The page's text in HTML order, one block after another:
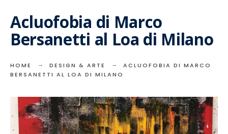
Acluofobia di Marco
Bersanetti al Loa di Milano
HOME DESIGN & ARTE
ACLUOFOBIA DI MARCO
BERSANETTI AL LOA DI MILANO